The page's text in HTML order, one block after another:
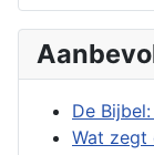
De
Wat zegt